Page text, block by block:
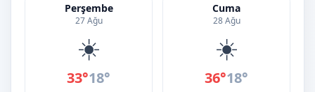
Perşembe
27 Ağu
☀️
33°18°
Cuma
28 Ağu
☀️
36°18°